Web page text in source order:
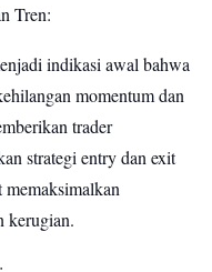
Tren:
indikasi awal bahwa
momentum dan
trader
strategi entry dan exit
memaksimalkan
kerugian.